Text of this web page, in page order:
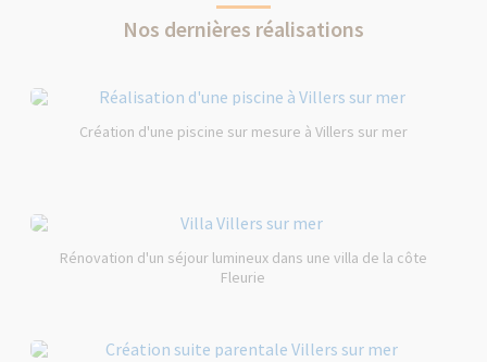
Nos dernières réalisations
Création d'une piscine sur mesure à Villers sur mer
Rénovation d'un séjour lumineux dans une villa de la côte
Fleurie